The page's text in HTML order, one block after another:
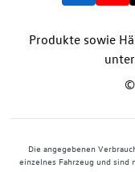
Produkte sowie
©
Die angegebenen
einzelnes Fahrzeug und